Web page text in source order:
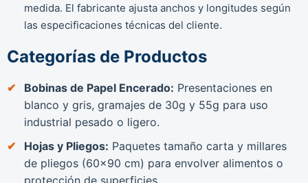
medida. El fabricante ajusta anchos y longitudes según
las especificaciones técnicas del cliente.
Categorías de Productos
Bobinas de Papel Encerado: Presentaciones en
blanco y gris, gramajes de 30g y 55g para uso
industrial pesado o ligero.
Hojas y Pliegos: Paquetes tamaño carta y millares
de pliegos (60x90 cm) para envolver alimentos o
protección de superficies.